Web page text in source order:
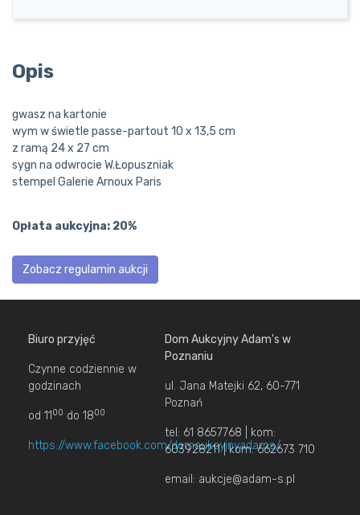
Opis
gwasz na kartonie
wym w świetle passe-partout 10 x 13,5 cm
z ramą 24 x 27 cm
sygn na odwrocie W.Łopuszniak
stempel Galerie Arnoux Paris
Opłata aukcyjna: 20%
Zobacz regulamin aukcji
Biuro przyjęć
Czynne codziennie w
godzinach
od 11 00 do 1800
https://www.facebook.com/domaukcyjnyadams/
Dom Aukcyjny Adam's w
Poznaniu
ul. Jana Matejki 62, 60-771
Poznań
tel: 61 8657768 | kom:
603928211 | kom: 662673 710
email: aukcje@adam-s.pl